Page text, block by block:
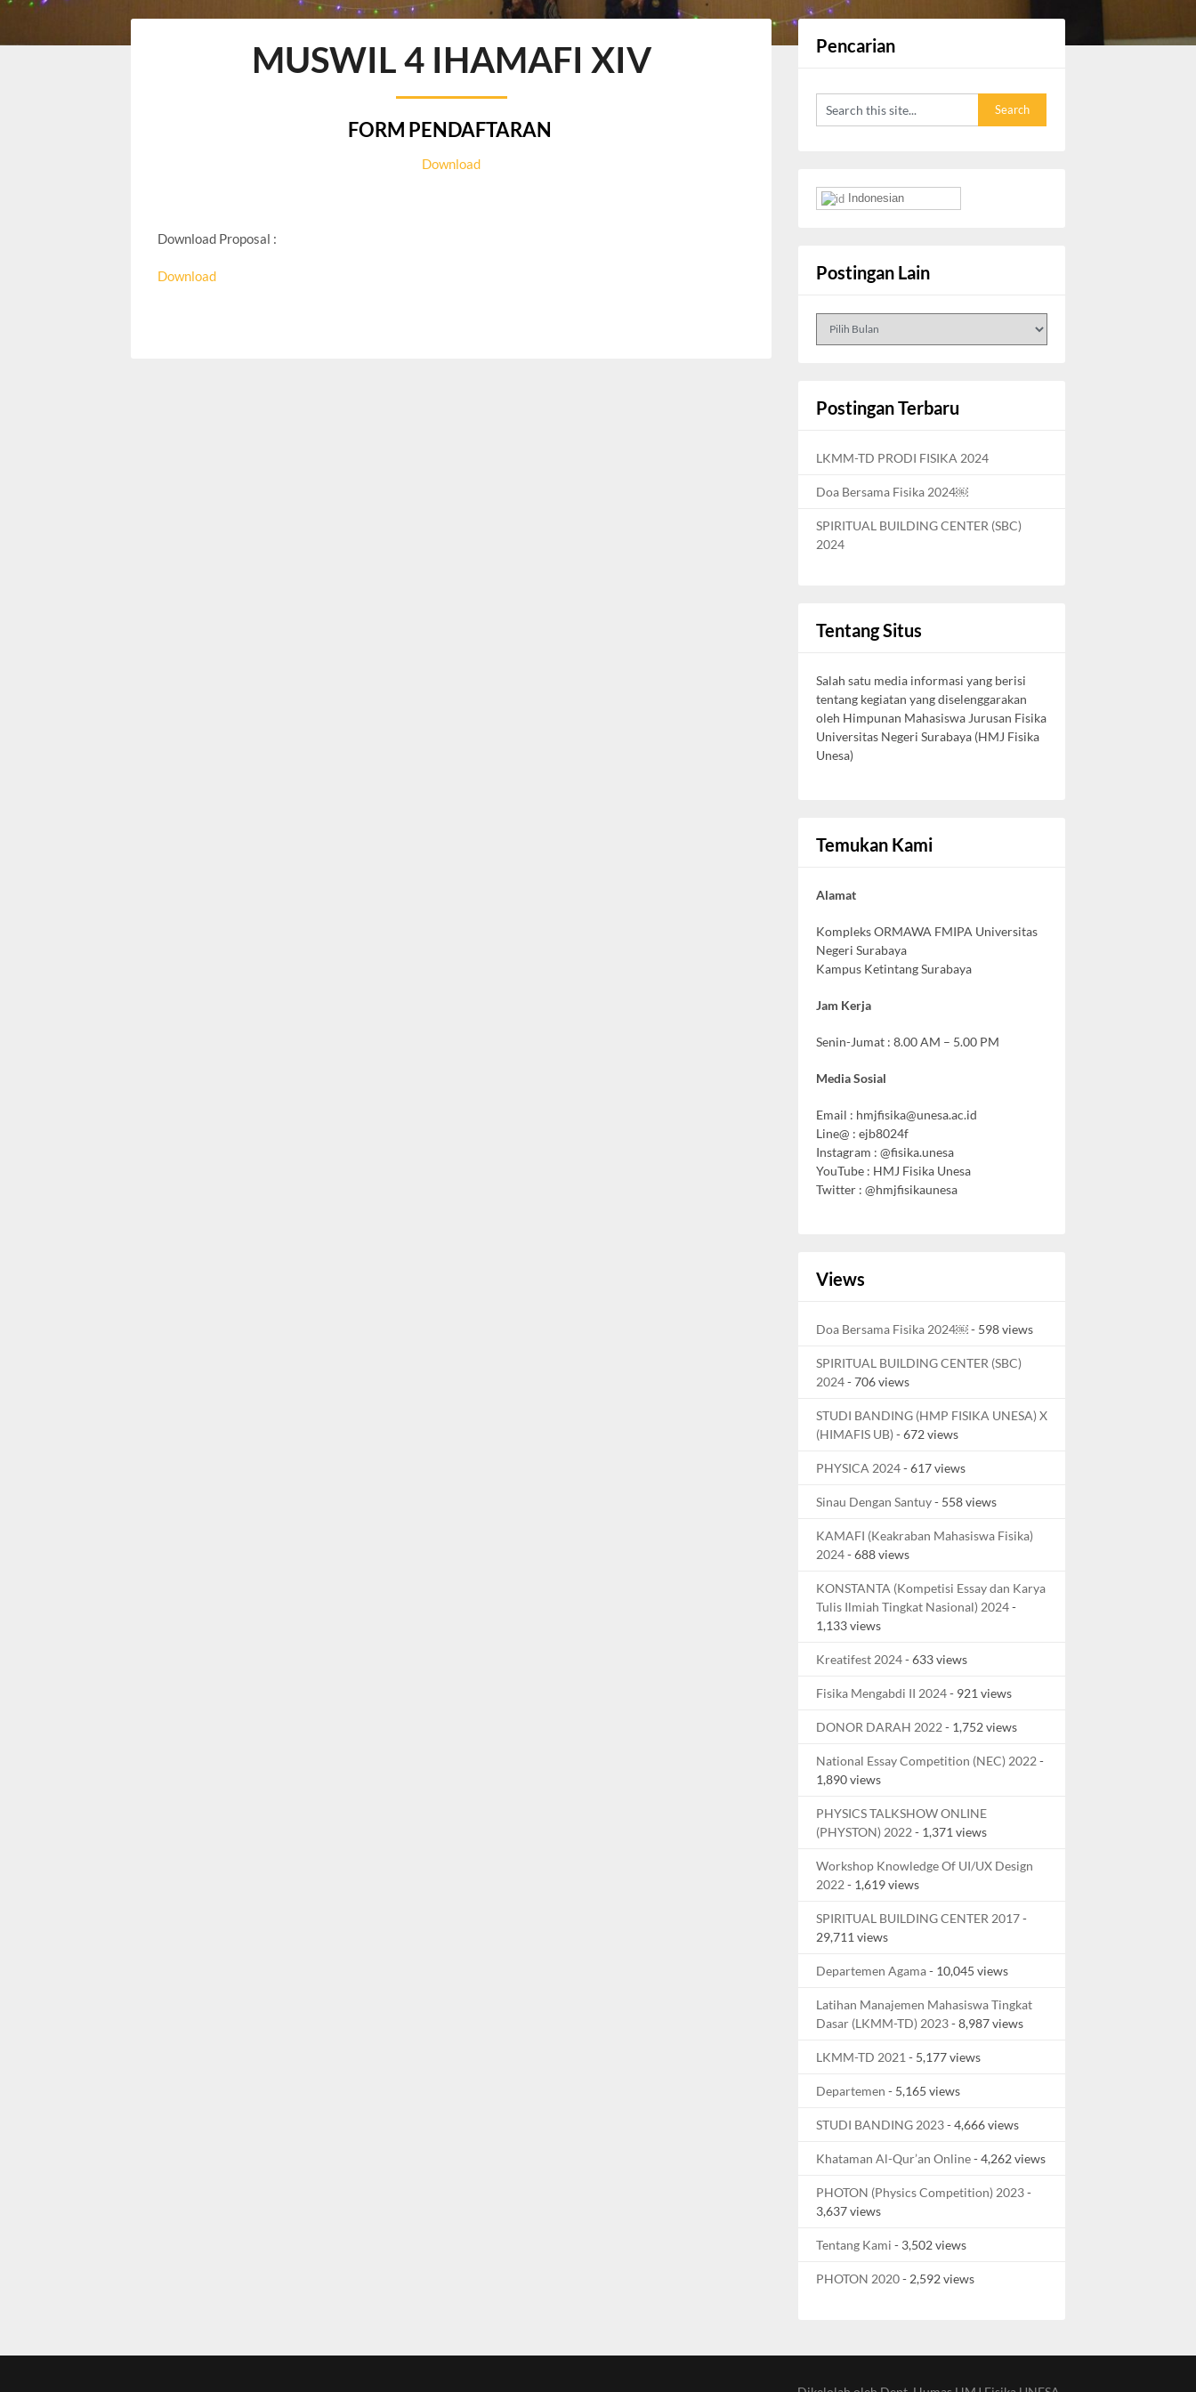
MUSWIL 4 IHAMAFI XIV
FORM PENDAFTARAN
Download
Download Proposal :
Download
Pencarian
Indonesian
Postingan Lain
Postingan
Postingan Terbaru
LKMM-TD PRODI FISIKA 2024
Doa Bersama Fisika 2024￼
SPIRITUAL BUILDING CENTER (SBC)
2024
Tentang Situs
Salah satu media informasi yang berisi
tentang kegiatan yang diselenggarakan
oleh Himpunan Mahasiswa Jurusan Fisika
Universitas Negeri Surabaya (HMJ Fisika
Unesa)
Temukan Kami
Alamat
Kompleks ORMAWA FMIPA Universitas
Negeri Surabaya
Kampus Ketintang Surabaya
Jam Kerja
Senin-Jumat : 8.00 AM – 5.00 PM
Media Sosial
Email : hmjfisika@unesa.ac.id
Line@ : ejb8024f
Instagram : @fisika.unesa
YouTube : HMJ Fisika Unesa
Twitter : @hmjfisikaunesa
Views
Doa Bersama Fisika 2024￼- 598 views
SPIRITUAL BUILDING CENTER (SBC)
2024- 706 views
STUDI BANDING (HMP FISIKA UNESA) X
(HIMAFIS UB) - 672 views
PHYSICA 2024- 617 views
Sinau Dengan Santuy- 558 views
KAMAFI (Keakraban Mahasiswa Fisika)
2024- 688 views
KONSTANTA (Kompetisi Essay dan Karya
Tulis Ilmiah Tingkat Nasional) 2024-
1,133 views
Kreatifest 2024- 633 views
Fisika Mengabdi II 2024- 921 views
DONOR DARAH 2022 - 1,752 views
National Essay Competition (NEC) 2022 -
1,890 views
PHYSICS TALKSHOW ONLINE
(PHYSTON) 2022 - 1,371 views
Workshop Knowledge Of UI/UX Design
2022 - 1,619 views
SPIRITUAL BUILDING CENTER 2017-
29,711 views
Departemen Agama- 10,045 views
Latihan Manajemen Mahasiswa Tingkat
Dasar (LKMM-TD) 2023- 8,987 views
LKMM-TD 2021 - 5,177 views
Departemen - 5,165 views
STUDI BANDING 2023- 4,666 views
Khataman Al-Qur’an Online- 4,262 views
PHOTON (Physics Competition) 2023-
3,637 views
Tentang Kami - 3,502 views
PHOTON 2020- 2,592 views